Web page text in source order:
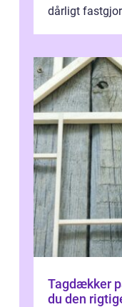
dårligt
Tagdækker
du den